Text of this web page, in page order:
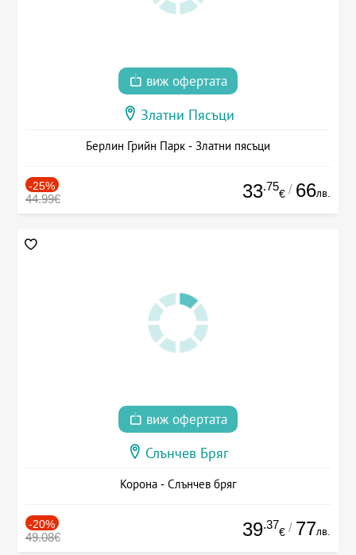
виж офертата
Златни Пясъци
Берлин Грийн Парк - Златни пясъци
-25%
44.99€ 33.75
€ / 66лв.
виж офертата
Слънчев Бряг
Корона - Слънчев бряг
-20%
49.08€ 39.37
€ / 77лв.